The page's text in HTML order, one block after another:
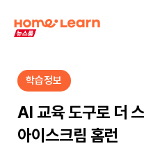
기업뉴스
서비스뉴스
학습정보
AI 교육 도구로 더
아이스크림 홈런